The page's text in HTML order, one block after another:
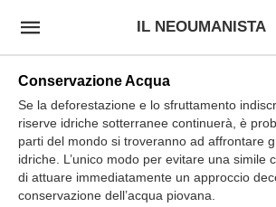
IL NEOUMANISTA
Conservazione Acqua
Se la deforestazione e lo sfruttamento
riserve idriche sotterranee continuerà, è
parti del mondo si troveranno ad affrontare
idriche. L’unico modo per evitare una simile
di attuare immediatamente un approccio
conservazione dell’acqua piovana.